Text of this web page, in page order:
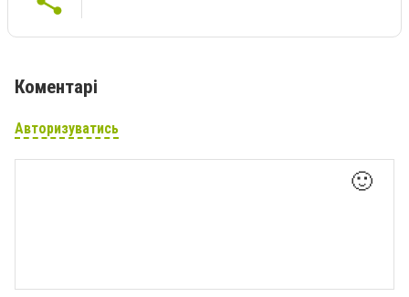
Коментарі
Авторизуватись
🙂